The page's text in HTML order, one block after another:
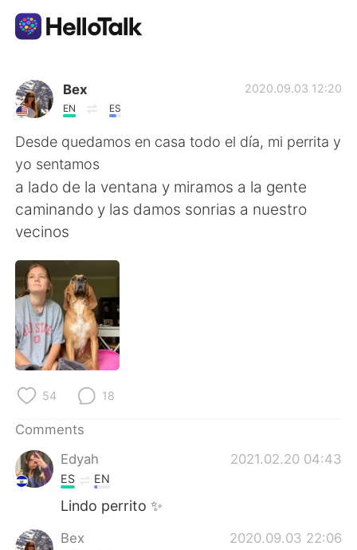
Language Exchange App
AI Grammar Checker
English
简体中文
Español
Français
日本語
Русский
Türkçe
Bex
EN ES
2020.09.03 12:20
Desde quedamos en casa todo el día, mi perrita y
yo sentamos
a lado de la ventana y miramos a la gente
caminando y las damos sonrias a nuestro
vecinos
54 18
Comments
Edyah
2021.02.20 04:43
ES EN
Lindo perrito ✨
Bex 2020.09.03 22:06